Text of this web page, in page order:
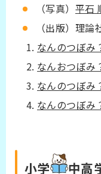
（写真） 平石
（出版）理論
なんのつぼみ
なんおつぼみ
なんのつぼみ
なんのつぼみ
小学 中高